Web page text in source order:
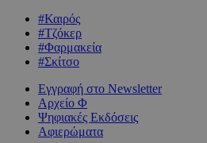
#Καιρός
#Τζόκερ
#Φαρμακεία
#Σκίτσο
Εγγραφή στο Newsletter
Αρχείο Φ
Ψηφιακές Εκδόσεις
Αφιερώματα